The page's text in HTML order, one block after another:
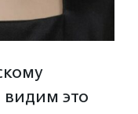
видим это